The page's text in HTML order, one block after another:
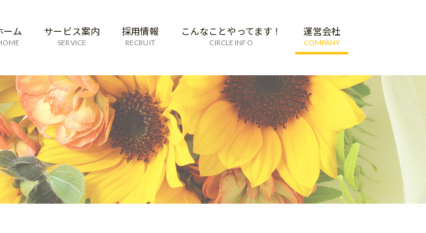
ーム サービス案内
SERVICE
採用情報
RECRUIT
こんなことやってます！
CIRCLE INFO
運営会社
COMPANY